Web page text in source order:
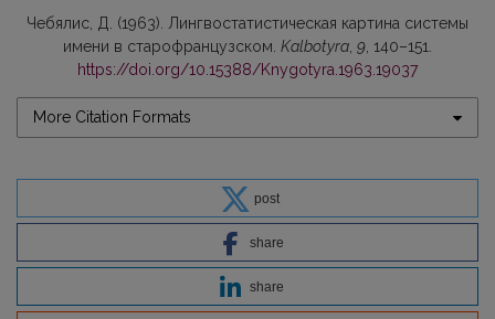
Чебялис, Д. (1963). Лингвостатистическая картина системы
имени в старофранцузском. Kalbotyra 9 , 140–151.
https://doi.org/10.15388/Knygotyra.1963.19037
More Citation Formats
post
share
share